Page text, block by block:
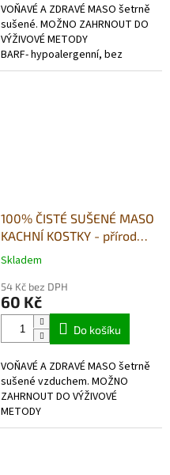
hvězdiček.
VOŇAVÉ A ZDRAVÉ MASO šetrně
sušené. MOŽNO ZAHRNOUT DO
VÝŽIVOVÉ METODY
BARF- hypoalergenní, bez
lepkové,v potravinářské kvalitě
100% ČISTÉ SUŠENÉ MASO
KACHNÍ KOSTKY - přírodní
pamlsek - 80g
Průměrné
produktu
je
hvězdiček.
Skladem
54 Kč bez DPH
60 Kč
Do košíku
VOŇAVÉ A ZDRAVÉ MASO šetrně
sušené vzduchem. MOŽNO
ZAHRNOUT DO VÝŽIVOVÉ
METODY
BARF- hypoalergenní, bez